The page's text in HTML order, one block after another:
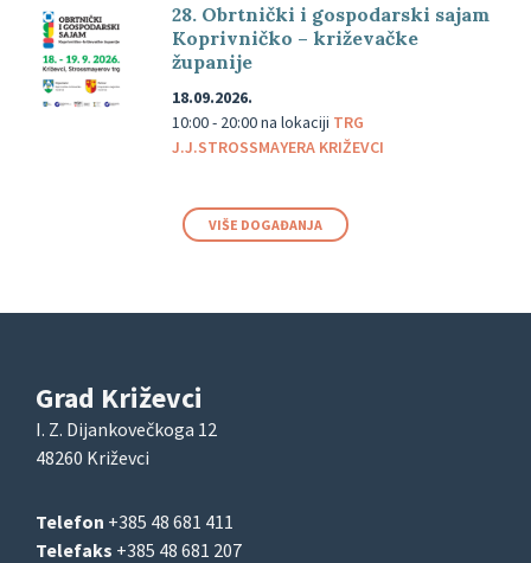
28. Obrtnički i gospodarski sajam
Koprivničko – križevačke
županije
18.09.2026.
10:00 - 20:00na lokaciji TRG
J.J.STROSSMAYERA KRIŽEVCI
VIŠE DOGAĐANJA
Grad Križevci
I. Z. Dijankovečkoga 12
48260 Križevci
Telefon +385 48 681 411
Telefaks +385 48 681 207